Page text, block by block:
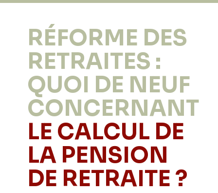
RÉFORME DES
RETRAITES :
QUOI DE NEUF
CONCERNANT
LE CALCUL DE
LA PENSION
DE RETRAITE ?